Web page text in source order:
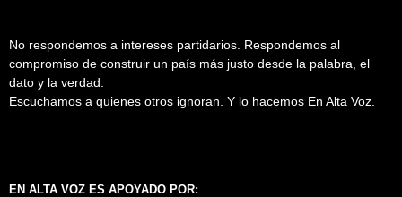
No respondemos a intereses partidarios. Respondemos al
compromiso de construir un país más justo desde la palabra, el
dato y la verdad.
Escuchamos a quienes otros ignoran. Y lo hacemos En Alta Voz.
EN ALTA VOZ ES APOYADO POR: